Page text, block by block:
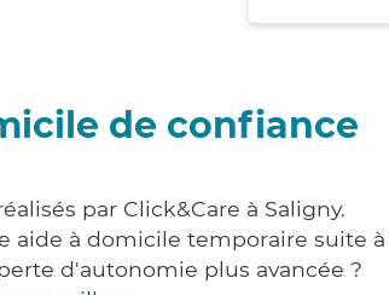
de confiance
par Click&Care à Saligny.
à domicile temporaire suite
d'autonomie plus avancée ?